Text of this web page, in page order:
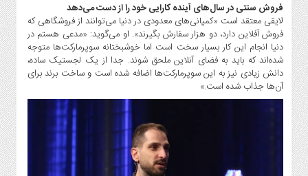
فروش سنتی در سال‌های آینده کارایی خود را از دست می‌دهد
لایقی معتقد است «کمپانی‌های معدودی در دنیا می‌توانند از فروشگاهی که
فروش آفلاین دارد، دو هزار سفارش بگیرند». او می‌گوید: «مدعی هستم در
دنیا انجام این کار بسیار سخت است اما خوشبختانه سوپرمارکت‌ها متوجه
شده‌اند که باید به فضای آنلاین ملحق شوند. جدا از یک لجستیک ساده،
دانش زیادی نیز به این سوپرمارکت‌ها اضافه شده است و ساخت برند برای
آن‌ها جذاب شده است.»